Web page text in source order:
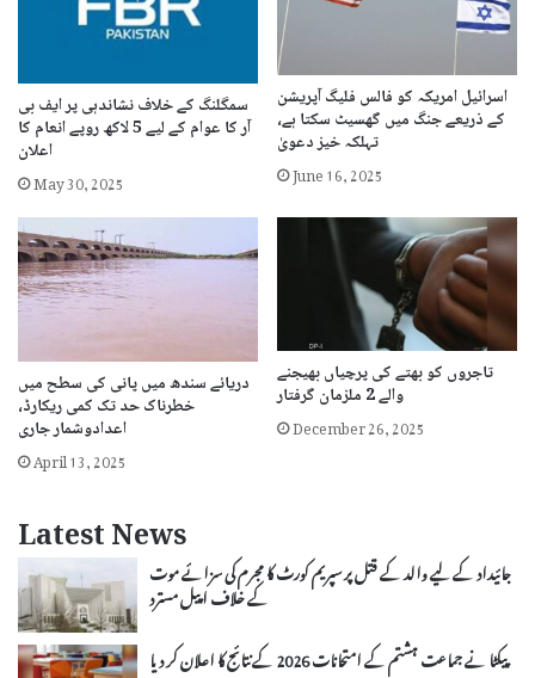
سمگلنگ کے خلاف نشاندہی پر ایف بی
آر کا عوام کے لیے 5 لاکھ روپے انعام کا
اعلان
May 30, 2025
اسرائیل امریکہ کو فالس فلیگ آپریشن
کے ذریعے جنگ میں گھسیٹ سکتا ہے،
تہلکہ خیز دعویٰ
June 16, 2025
دریائے سندھ میں پانی کی سطح میں
خطرناک حد تک کمی ریکارڈ،
اعدادوشمار جاری
April 13, 2025
تاجروں کو بھتے کی پرچیاں بھیجنے
والے 2 ملزمان گرفتار
December 26, 2025
Latest News
جائیداد کے لیے والد کے قتل پر سپریم کورٹ کا مجرم کی سزائے موت
کے خلاف اپیل مسترد
پیکٹا نے جماعت ہشتم کے امتحانات 2026 کے نتائج کا اعلان کر دیا